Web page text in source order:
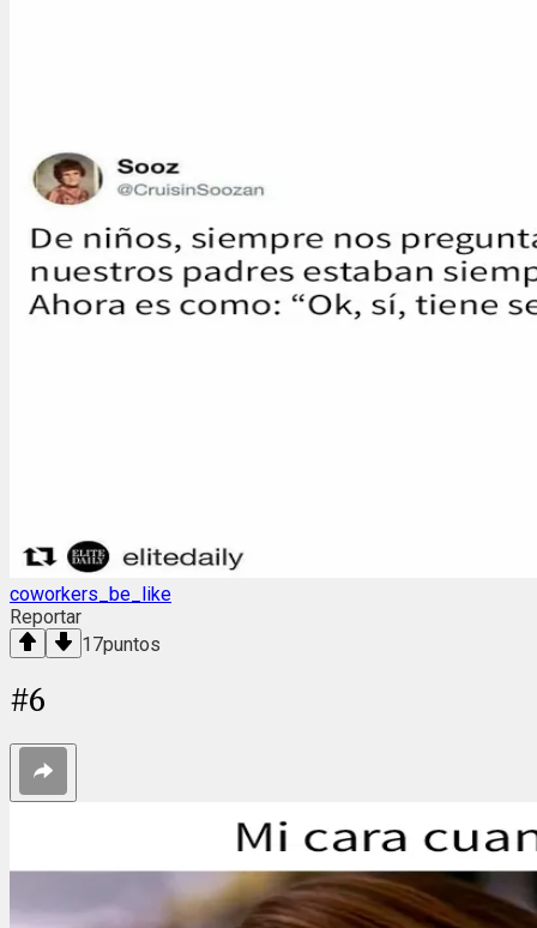
coworkers_be_like
Reportar
17puntos
#6